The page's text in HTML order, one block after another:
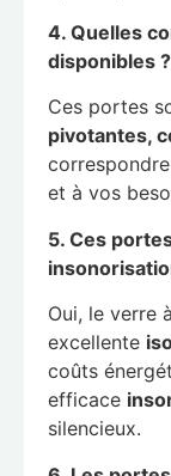
4. Quelles
disponibles ?
Ces portes
pivotantes,
et à vos
5. Ces
Oui, le verre
excellente
coûts
efficace
silencieux.